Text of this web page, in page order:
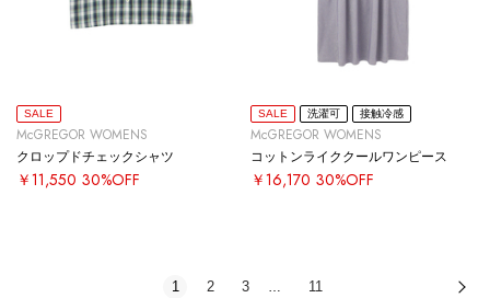
SALE
McGREGOR WOMENS
クロップドチェックシャツ
￥11,550 30%OFF
SALE 洗濯可 接触冷感
McGREGOR WOMENS
コットンライククールワンピース
￥16,170 30%OFF
1 2 3 … 11